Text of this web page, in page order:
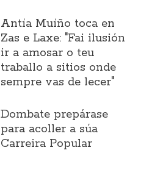
Antía Muíño toca en
Zas e Laxe: "Fai ilusión
ir a amosar o teu
traballo a sitios onde
sempre vas de lecer"
Dombate prepárase
para acoller a súa
Carreira Popular